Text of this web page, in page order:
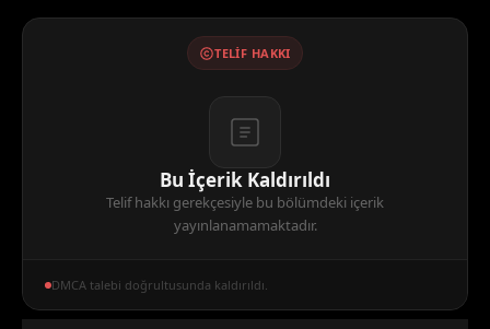
TELIF HAKKI
Bu İçerik Kaldırıldı
Telif hakkı gerekçesiyle bu bölümdeki içerik
yayınlanamamaktadır.
DMCA talebi doğrultusunda kaldırıldı.